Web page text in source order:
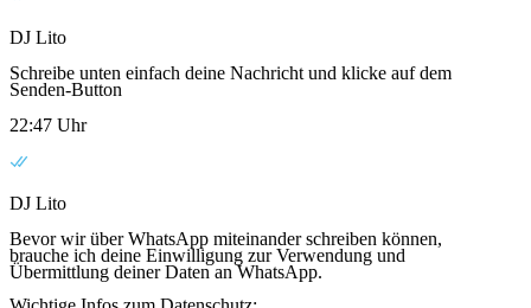
DJ Lito
Schreibe unten einfach deine Nachricht und klicke auf dem
Senden-Button
22:47 Uhr
DJ Lito
Bevor wir über WhatsApp miteinander schreiben können,
brauche ich deine Einwilligung zur Verwendung und
Übermittlung deiner Daten an WhatsApp.